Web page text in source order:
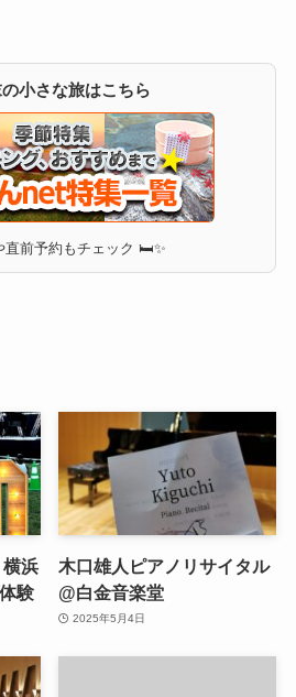
の小さな旅はこちら
直前予約もチェック 🛏✨
浜
験
木口雄人ピアノリサイタル
@白金音楽堂
2025年5月4日